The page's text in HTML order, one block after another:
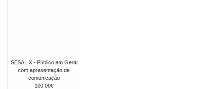
SESA, IX - Público em Geral
com apresentação de
comunicação
100,00€